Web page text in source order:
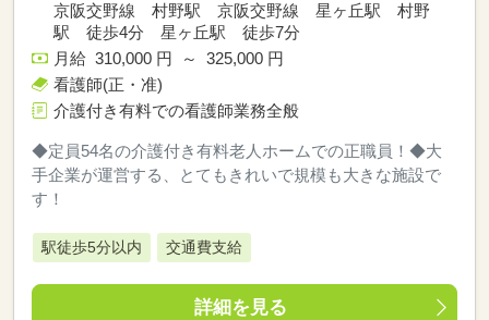
京阪交野線 村野駅 京阪交野線 星ヶ丘駅 村野
駅 徒歩4分 星ヶ丘駅 徒歩7分
月給 310,000 円 ～ 325,000 円
看護師(正・准)
介護付き有料での看護師業務全般
◆定員54名の介護付き有料老人ホームでの正職員！◆大
手企業が運営する、とてもきれいで規模も大きな施設で
す！
駅徒歩5分以内 交通費支給
詳細を見る